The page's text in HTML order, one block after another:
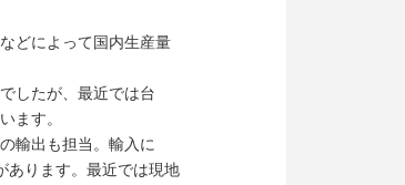
どによって国内生産量
したが、最近では台
ます。
輸出も担当。輸入に
あります。最近では現地